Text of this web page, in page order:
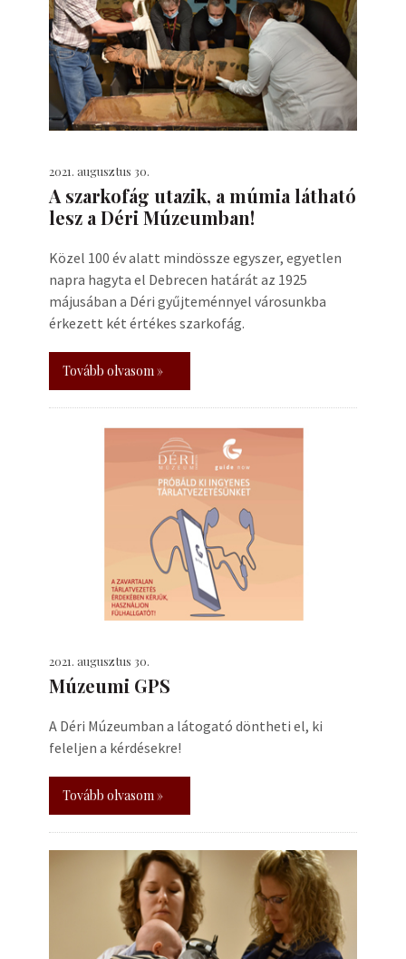
2021. augusztus 30.
A szarkofág utazik, a múmia látható
lesz a Déri Múzeumban!
Közel 100 év alatt mindössze egyszer, egyetlen
napra hagyta el Debrecen határát az 1925
májusában a Déri gyűjteménnyel városunkba
érkezett két értékes szarkofág.
Tovább olvasom »
2021. augusztus 30.
Múzeumi GPS
A Déri Múzeumban a látogató döntheti el, ki
feleljen a kérdésekre!
Tovább olvasom »